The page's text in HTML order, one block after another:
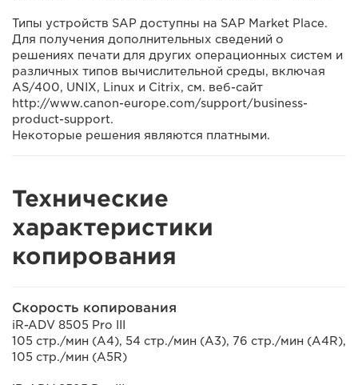
Типы устройств SAP доступны на SAP Market Place.
Для получения дополнительных сведений о
решениях печати для других операционных систем и
различных типов вычислительной среды, включая
AS/400, UNIX, Linux и Citrix, см. веб-сайт
http://www.canon-europe.com/support/business-
product-support.
Некоторые решения являются платными.
Технические
характеристики
копирования
Скорость копирования
iR-ADV 8505 Pro III
105 стр./мин (A4), 54 стр./мин (A3), 76 стр./мин (A4R),
105 стр./мин (A5R)